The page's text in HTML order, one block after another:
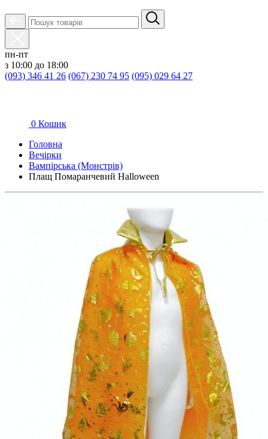
пн-пт
з 10:00 до 18:00
(093) 346 41 26 (067) 230 74 95 (095) 029 64 27
0 Кошик
Головна
Вечірки
Вампірська (Монстрів)
Плащ Помаранчевий Halloween